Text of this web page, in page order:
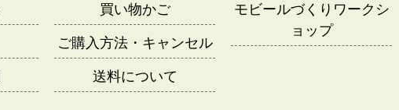
買い物かご
ご購入方法・キャンセル
送料について
モビールづくりワークシ
ョップ